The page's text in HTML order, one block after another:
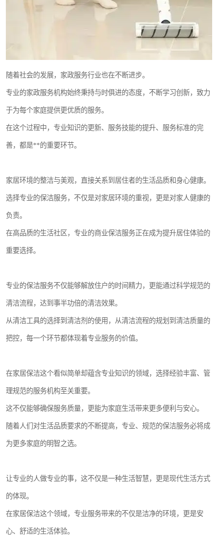
随着社会的发展，家政服务行业也在不断进步。
专业的家政服务机构始终秉持与时俱进的态度，不断学习创新，致力
于为每个家庭提供更优质的服务。
在这个过程中，专业知识的更新、服务技能的提升、服务标准的完
善，都是**的重要环节。
家居环境的整洁与美观，直接关系到居住者的生活品质和身心健康。
选择专业的保洁服务，不仅是对家居环境的重视，更是对家人健康的
负责。
在高品质的生活社区，专业的商业保洁服务正在成为提升居住体验的
重要选择。
专业的保洁服务不仅能够解放住户的时间精力，更能通过科学规范的
清洁流程，达到事半功倍的清洁效果。
从清洁工具的选择到清洁剂的使用，从清洁流程的规划到清洁质量的
把控，每一个环节都体现着专业服务的价值。
在家居保洁这个看似简单却蕴含专业知识的领域，选择经验丰富、管
理规范的服务机构至关重要。
这不仅能够确保服务质量，更能为家庭生活带来更多便利与安心。
随着人们对生活品质要求的不断提高，专业、规范的保洁服务必将成
为更多家庭的明智之选。
让专业的人做专业的事，这不仅是一种生活智慧，更是现代生活方式
的体现。
在家居保洁这个领域，专业服务带来的不仅是洁净的环境，更是安
心、舒适的生活体验。